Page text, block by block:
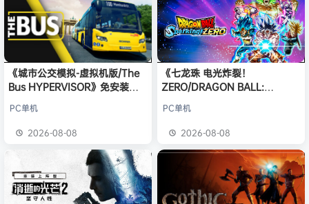
《城市公交模拟-虚拟机版/The
Bus HYPERVISOR》免安装中
PC单机
2026-08-08
《七龙珠 电光炸裂！
ZERO/DRAGON BALL:
版
PC单机
2026-08-08